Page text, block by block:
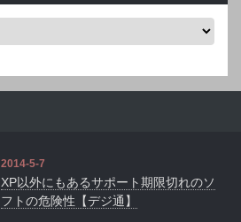
2014-5-7
XP以外にもあるサポート期限切れのソ
フトの危険性【デジ通】